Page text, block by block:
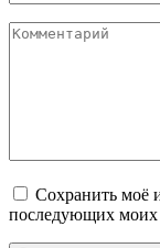
Комментарий
Сохранить моё
последующих моих